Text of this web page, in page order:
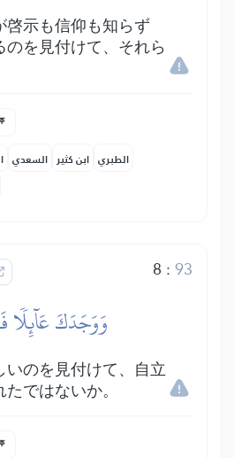
啓示も信仰も知らず
のを見付けて、それら
السعدي ابن كثير الطبري
8 :93
وَوَجَدَكَ عَآئِلٗا
いのを見付けて、自立
ではないか。